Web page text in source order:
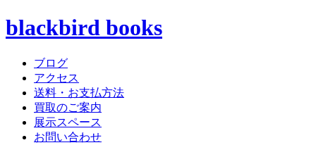
blackbird books
ブログ
アクセス
送料・お支払方法
買取のご案内
展示スペース
お問い合わせ